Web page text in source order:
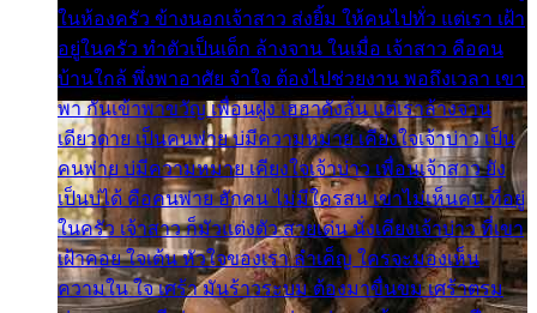
ในห้องครัว ข้างนอกเจ้าสาว ส่งยิ้ม ให้คนไปทั่ว แต่เรา เฝ้า
อยู่ในครัว ทำตัวเป็นเด็ก ล้างจาน ในเมื่อ เจ้าสาว คือคน
บ้านใกล้ พึ่งพาอาศัย จำใจ ต้องไปช่วยงาน พอถึงเวลา เขา
พา กันเข้าพาขวัญ เพื่อนฝูง เฮฮาดังลั่น แต่เราล้างจาน
เดียวดาย เป็นคนพ่าย บ่มีความหมาย เคียงใจเจ้าบ่าว เป็น
คนพ่าย บ่มีความหมาย เคียงใจเจ้าบ่าว เพื่อนเจ้าสาว ยัง
เป็นบ่ได้ คือคนพ่าย ฮักคน ไม่มีใครสน เขาไม่เห็นคน ที่อยู่
ในครัว เจ้าสาว ก็มัวแต่งตัว สวยเด่น นั่งเคียงเจ้าบ่าว ที่เขา
เฝ้าคอย ใจเต้น หัวใจของเรา ลำเค็ญ ใครจะมองเห็น
ความใน ใจ เศร้า มันร้าวระบม ต้องมาขื่นขม เศร้าตรม